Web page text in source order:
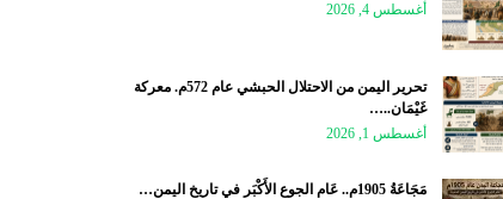
أغسطس 4, 2026
تحرير اليمن من الاحتلال الحبشي عام 572م. معركة
غَيْمَان..…
أغسطس 1, 2026
مَجَاعَةُ 1905م.. عَام الجوع الأَكْبَر في تاريخ اليمن…